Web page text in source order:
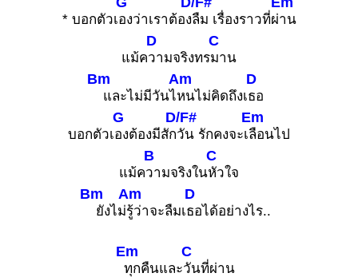
* บอกตัวเองว่าเราต้องลืม เรื่องราวที่ผ่าน
แม้ค
D
วามจริงทร
C
มาน
Bm
และไม่มีวันไ
Am
หนไม่คิดถึงเ
D
ธอ
บอกตัวเ
G
องต้องมีสัก
D/F#
วัน รักคงจะเ
Em
ลือนไป
แม้ค
B
วามจริงใน
C
หัวใจ
Bm
ยังไม่
Am
รู้ว่าจะลืมเ
D
ธอได้อย่างไร..
Em
ทุกคืนและ
C
วันที่ผ่าน